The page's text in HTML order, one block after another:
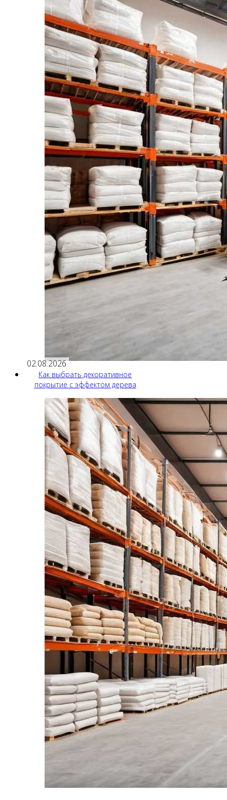
02.08.2026
Как выбрать декоративное
покрытие с эффектом дерева